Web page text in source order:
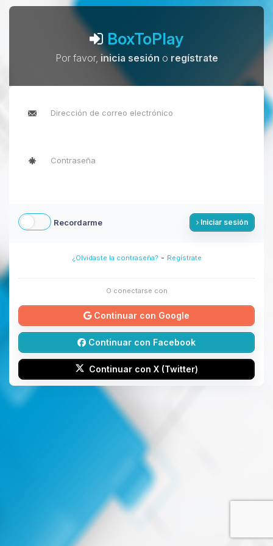
BoxToPlay
Por favor, inicia sesión o regístrate
Recordarme Iniciar sesión
¿Olvidaste la contraseña? - Regístrate
O conectarse con
Continuar con Google
Continuar con Facebook
Continuar con X (Twitter)